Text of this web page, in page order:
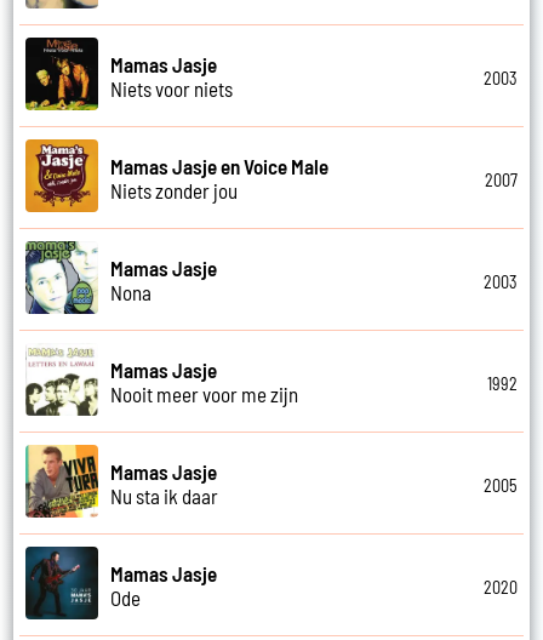
Mamas Jasje
Niets voor niets
2003
Mamas Jasje en Voice Male
Niets zonder jou
2007
Mamas Jasje
Nona
2003
Mamas Jasje
Nooit meer voor me zijn
1992
Mamas Jasje
Nu sta ik daar
2005
Mamas Jasje
Ode
2020